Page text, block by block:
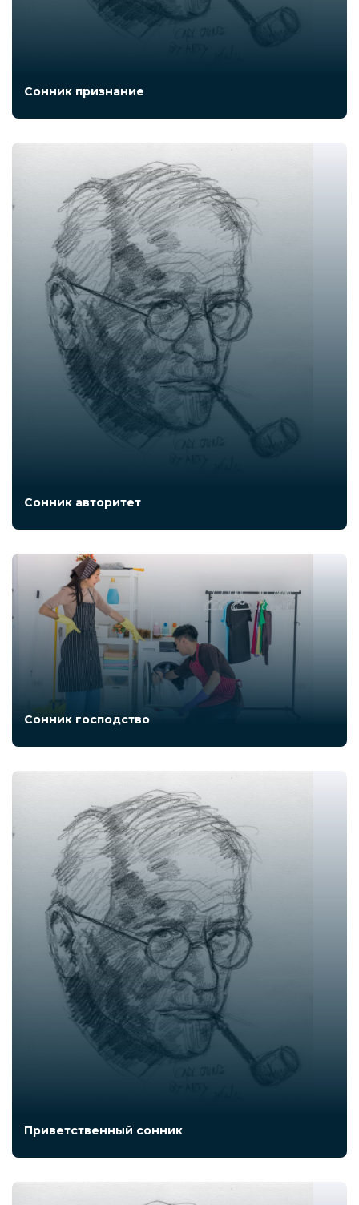
Сонник признание
Сонник авторитет
Сонник господство
Приветственный сонник